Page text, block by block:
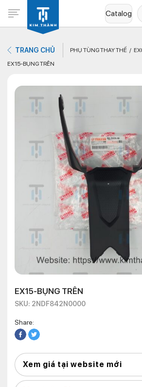
Catalog
Không có sản phẩm nào trong
TRANG CHỦ PHỤ TÙNG THAY THẾ
EX15-BỤNG TRÊN
EX15-BỤNG TRÊN
SKU: 2NDF842N0000
Share:
Xem giá tại website mới